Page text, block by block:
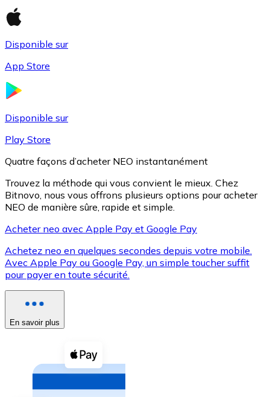
XRP
XRP
Voir toutes
Coupons crypto
Achetez des cryptomonnaies en espèces et d'autres
Acheter avec espèces
Disponible sur
App Store
Disponible sur
Play Store
Quatre façons d’acheter NEO instantanément
Trouvez la méthode qui vous convient le mieux. Chez
Bitnovo, nous vous offrons plusieurs options pour acheter
NEO de manière sûre, rapide et simple.
Acheter neo avec Apple Pay et Google Pay
Achetez neo en quelques secondes depuis votre mobile.
Avec Apple Pay ou Google Pay, un simple toucher suffit
pour payer en toute sécurité.
En savoir plus